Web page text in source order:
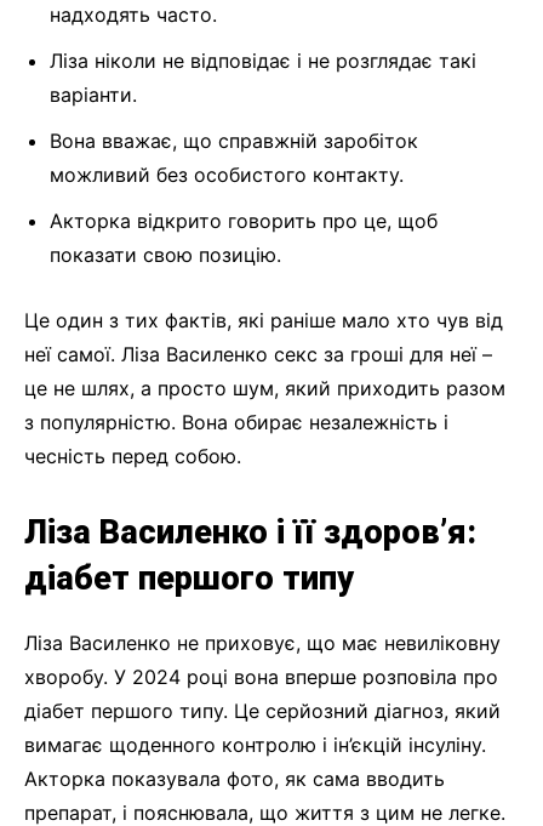
надходять часто.
Ліза ніколи не відповідає і не розглядає такі
варіанти.
Вона вважає, що справжній заробіток
можливий без особистого контакту.
Акторка відкрито говорить про це, щоб
показати свою позицію.
Це один з тих фактів, які раніше мало хто чув від
неї самої. Ліза Василенко секс за гроші для неї –
це не шлях, а просто шум, який приходить разом
з популярністю. Вона обирає незалежність і
чесність перед собою.
Ліза Василенко і її здоров’я:
діабет першого типу
Ліза Василенко не приховує, що має невиліковну
хворобу. У 2024 році вона вперше розповіла про
діабет першого типу. Це серйозний діагноз, який
вимагає щоденного контролю і ін’єкцій інсуліну.
Акторка показувала фото, як сама вводить
препарат, і пояснювала, що життя з цим не легке.